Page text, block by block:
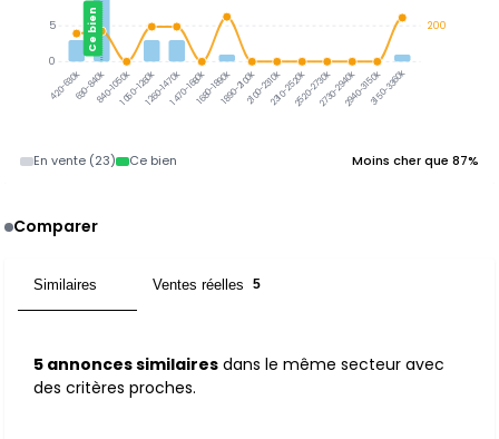
420-630k630-840k840-1050k1050-1260k1260-1470k1470-1680k1680-1890k1890-2100k2100-2310k2310-2520k2520-2730k2730-2940k2940-3150k3150-3360k
Ce bien 200
5
0
En vente (23) Ce bien Moins cher que 87%
Comparer
Similaires Ventes réelles 5
5 annonces similaires dans le même secteur avec
des critères proches.